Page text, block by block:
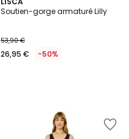
Soutien-gorge armaturé Lilly
53,90 €
26,95 € -50%